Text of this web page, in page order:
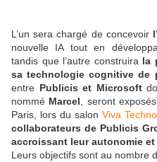
L’un sera chargé de concevoir
nouvelle IA tout en
tandis que l’autre construira la
sa technologie cognitive de
entre Publicis et Microsoft
nommé Marcel , seront
Paris, lors du salon Viva
collaborateurs de Publicis
accroissant leur autonomie
Leurs objectifs sont au nombre